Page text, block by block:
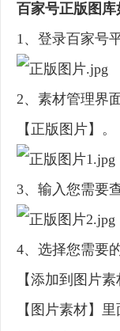
百家号正版图库
1、登录百家号
2、素材管理界
【正版图片】。
3、输入您需要
4、选择您需要
【添加到图片
【图片素材】里